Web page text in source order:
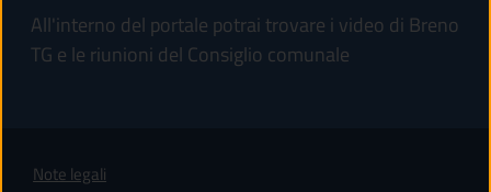
All'interno del portale potrai trovare i video di Breno
TG e le riunioni del Consiglio comunale
Note legali